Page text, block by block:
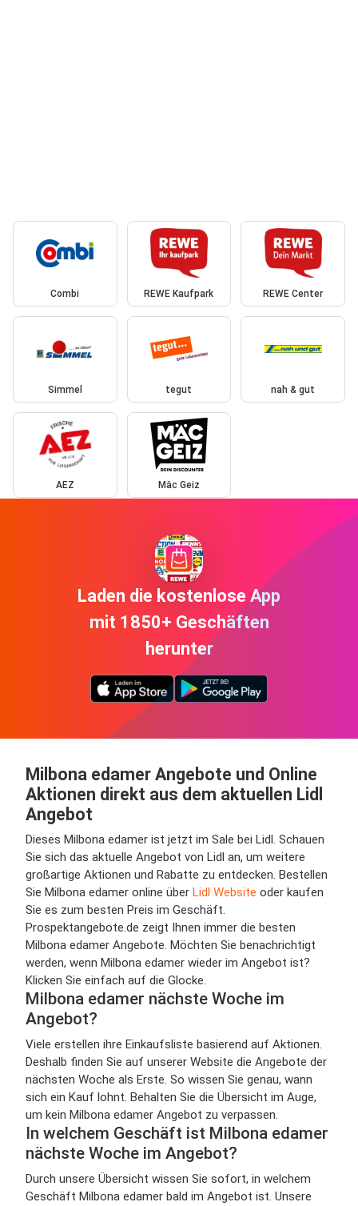
Combi REWE Kaufpark REWE Center
Simmel tegut nah & gut
AEZ Mäc Geiz
Laden die kostenlose App
mit 1850+ Geschäften
herunter
Milbona edamer Angebote und Online
Aktionen direkt aus dem aktuellen Lidl
Angebot
Dieses Milbona edamer ist jetzt im Sale bei Lidl. Schauen
Sie sich das aktuelle Angebot von Lidl an, um weitere
großartige Aktionen und Rabatte zu entdecken. Bestellen
Sie Milbona edamer online über Lidl Website oder kaufen
Sie es zum besten Preis im Geschäft.
Prospektangebote.de zeigt Ihnen immer die besten
Milbona edamer Angebote. Möchten Sie benachrichtigt
werden, wenn Milbona edamer wieder im Angebot ist?
Klicken Sie einfach auf die Glocke.
Milbona edamer nächste Woche im
Angebot?
Viele erstellen ihre Einkaufsliste basierend auf Aktionen.
Deshalb finden Sie auf unserer Website die Angebote der
nächsten Woche als Erste. So wissen Sie genau, wann
sich ein Kauf lohnt. Behalten Sie die Übersicht im Auge,
um kein Milbona edamer Angebot zu verpassen.
In welchem Geschäft ist Milbona edamer
nächste Woche im Angebot?
Durch unsere Übersicht wissen Sie sofort, in welchem
Geschäft Milbona edamer bald im Angebot ist. Unsere